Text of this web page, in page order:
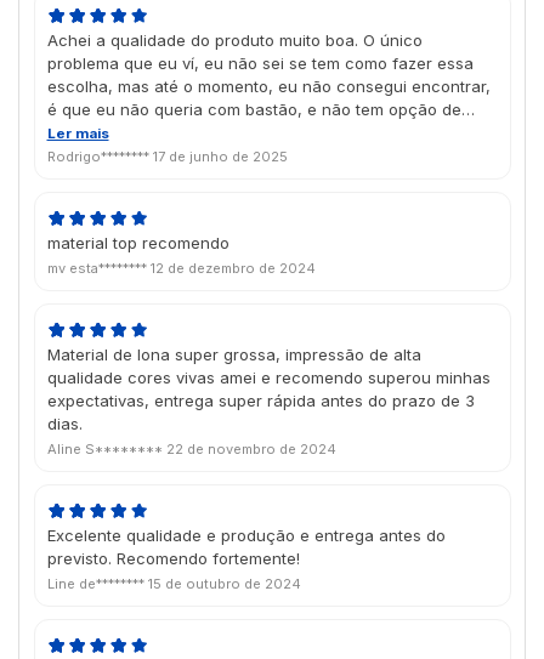
Achei a qualidade do produto muito boa. O único
problema que eu ví, eu não sei se tem como fazer essa
escolha, mas até o momento, eu não consegui encontrar,
é que eu não queria com bastão, e não tem opção de
ilhós extra, o que atrapalha, pois o banner ficará em uma
moldura para banner
Ler mais
Rodrigo******** 17 de junho de 2025
material top recomendo
mv esta******** 12 de dezembro de 2024
Material de lona super grossa, impressão de alta
qualidade cores vivas amei e recomendo superou minhas
expectativas, entrega super rápida antes do prazo de 3
dias.
Aline S******** 22 de novembro de 2024
Excelente qualidade e produção e entrega antes do
previsto. Recomendo fortemente!
Line de******** 15 de outubro de 2024